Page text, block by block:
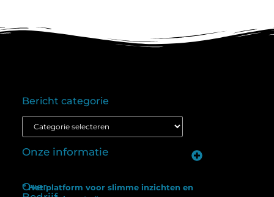
Over
” Het platform voor slimme inzichten en
Onze informatie
Bericht categorie